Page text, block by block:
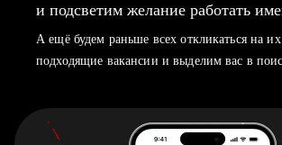
и подсветим желание работать
А ещё будем раньше всех откликаться на
подходящие вакансии и выделим вас в